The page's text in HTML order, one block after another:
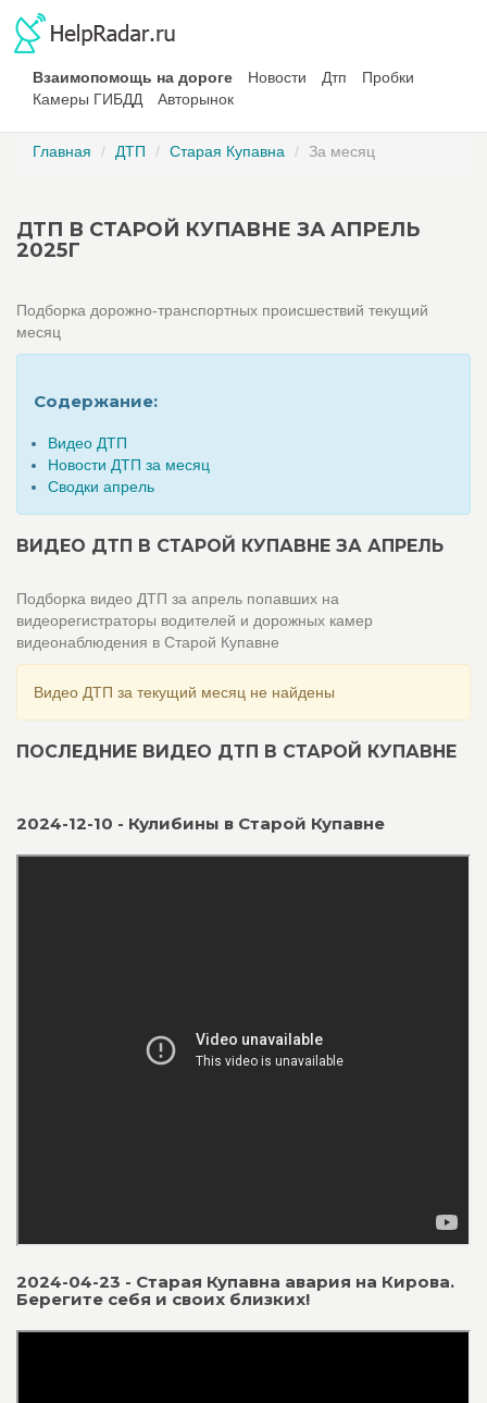
Взаимопомощь на дороге Новости Дтп
Пробки
Камеры ГИБДД
Авторынок
Главная ДТП Старая Купавна За месяц
ДТП В СТАРОЙ КУПАВНЕ ЗА АПРЕЛЬ
2025Г
Подборка дорожно-транспортных происшествий текущий
месяц
Содержание:
Видео ДТП
Новости ДТП за месяц
Сводки апрель
ВИДЕО ДТП В СТАРОЙ КУПАВНЕ ЗА АПРЕЛЬ
Подборка видео ДТП за апрель попавших на
видеорегистраторы водителей и дорожных камер
видеонаблюдения в Старой Купавне
Видео ДТП за текущий месяц не найдены
ПОСЛЕДНИЕ ВИДЕО ДТП В СТАРОЙ КУПАВНЕ
2024-12-10 - Кулибины в Старой Купавне
2024-04-23 - Старая Купавна авария на Кирова.
Берегите себя и своих близких!